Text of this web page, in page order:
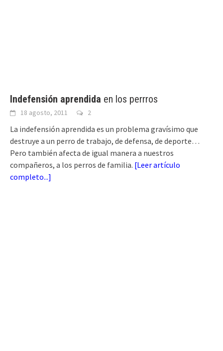
Indefensión aprendida en los perrros
18 agosto, 2011 2
La indefensión aprendida es un problema gravísimo que
destruye a un perro de trabajo, de defensa, de deporte…
Pero también afecta de igual manera a nuestros
compañeros, a los perros de familia. [Leer artículo
completo...]